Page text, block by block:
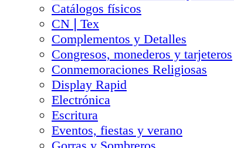
Catálogos físicos
CN❘Tex
Complementos y Detalles
Congresos, monederos y tarjeteros
Conmemoraciones Religiosas
Display Rapid
Electrónica
Escritura
Eventos, fiestas y verano